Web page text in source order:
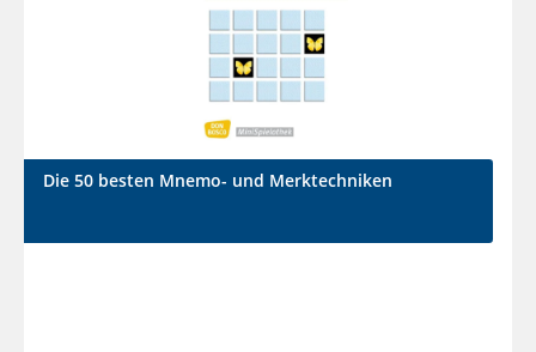
Die 50 besten Mnemo- und Merktechniken